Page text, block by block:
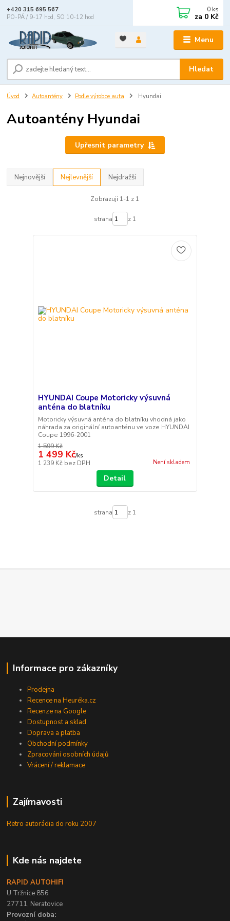
Menu
Hledat
+420 315 695 567
PO-PÁ / 9-17 hod, SO 10-12 hod
0 ks
za 0 Kč
Úvod Autoantény Podle výrobce auta Hyundai
Autoantény Hyundai
Upřesnit parametry
Nejnovější Nejlevnější Nejdražší
Zobrazuji 1-1 z 1
strana z 1
HYUNDAI Coupe Motoricky výsuvná
anténa do blatníku
Motoricky výsuvná anténa do blatníku vhodná jako
náhrada za originální autoanténu ve voze HYUNDAI
Coupe 1996-2001
1 599 Kč
1 499 Kč/ks
1 239 Kč bez DPH Není skladem
Detail
strana z 1
Informace pro zákazníky
Prodejna
Recence na Heuréka.cz
Recenze na Google
Dostupnost a sklad
Doprava a platba
Obchodní podmínky
Zpracování osobních údajů
Vrácení / reklamace
Zajímavosti
Retro autorádia do roku 2007
Kde nás najdete
RAPID AUTOHIFI
U Tržnice 856
27711, Neratovice
Provozní doba: